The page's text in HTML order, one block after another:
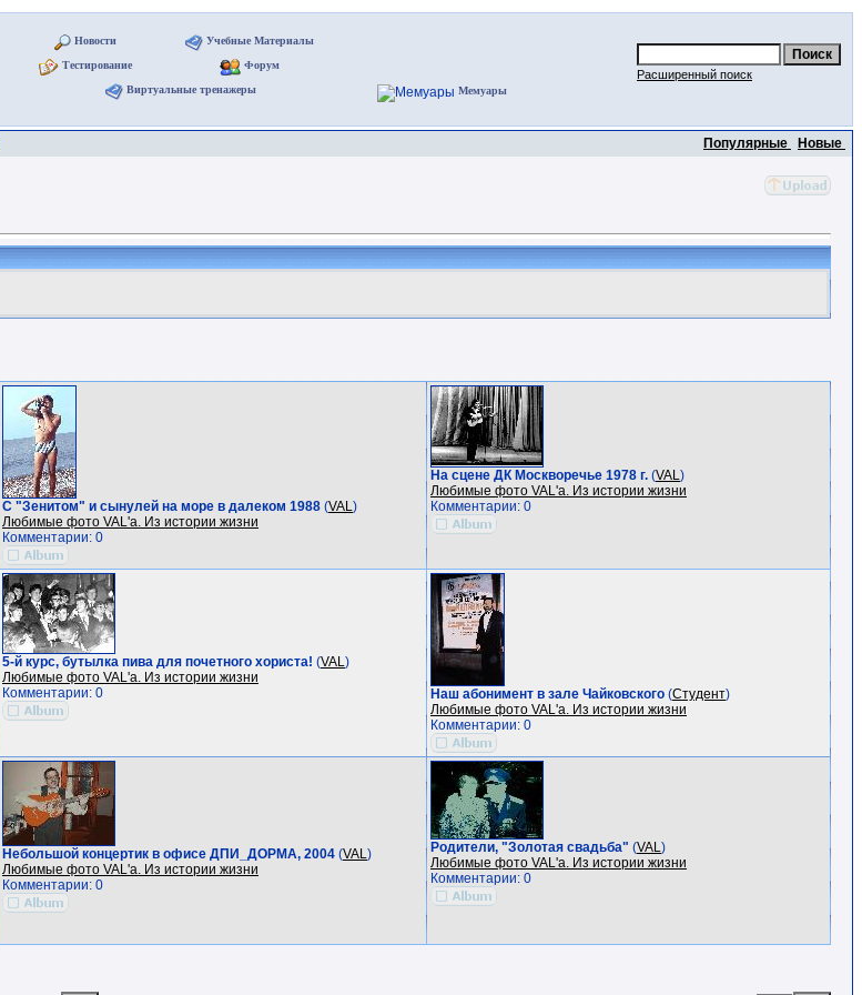
Новости
Учебные Материалы
Тестирование
Форум
Виртуальные тренажеры
Мемуары
Расширенный поиск
Популярные
Новые
С "Зенитом" и сынулей на море в далеком 1988 (VAL)
Любимые фото VAL'a. Из истории жизни
Комментарии: 0
На сцене ДК Москворечье 1978 г. (VAL)
Любимые фото VAL'a. Из истории жизни
Комментарии: 0
5-й курс, бутылка пива для почетного хориста! (VAL)
Любимые фото VAL'a. Из истории жизни
Комментарии: 0
Наш абонимент в зале Чайковского (Студент)
Любимые фото VAL'a. Из истории жизни
Комментарии: 0
Небольшой концертик в офисе ДПИ_ДОРМА, 2004 (VAL)
Любимые фото VAL'a. Из истории жизни
Комментарии: 0
Родители, "Золотая свадьба" (VAL)
Любимые фото VAL'a. Из истории жизни
Комментарии: 0